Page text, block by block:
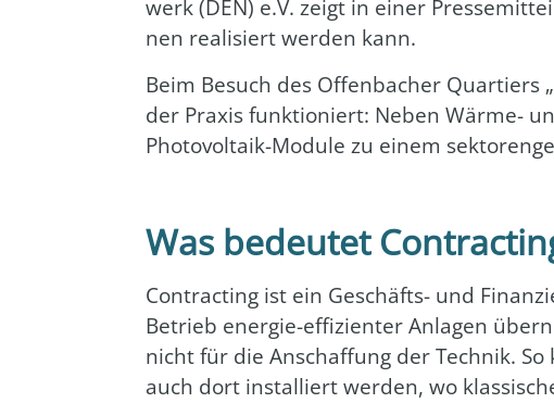
werk (DEN) e.V. zeigt in einer
nen rea­li­siert wer­den kann.
Beim Besuch des Offen­ba­cher Quar­tiers
der Pra­xis funk­tio­niert: Neben Wär­me-
Pho­to­vol­ta­ik-Modu­le zu einem
Was bedeutet
Con­trac­ting ist ein Geschäfts- und
Betrieb ener­gie-effi­zi­en­ter Anla­gen
nicht für die Anschaf­fung der Tech­nik.
auch dort instal­liert wer­den, wo